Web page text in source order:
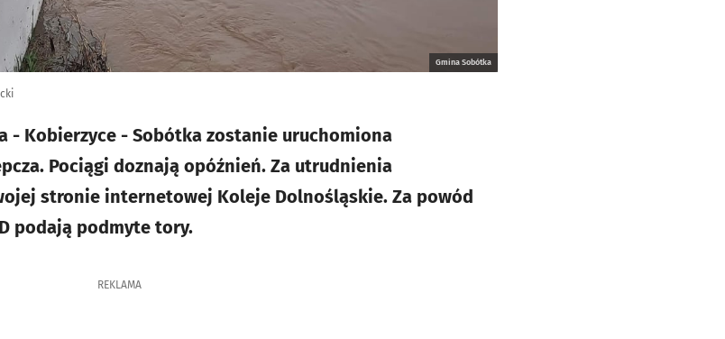
Gmina Sobótka
- Kobierzyce - Sobótka zostanie uruchomiona
Pociągi doznają opóźnień. Za utrudnienia
stronie internetowej Koleje Dolnośląskie. Za powód
podają podmyte tory.
REKLAMA